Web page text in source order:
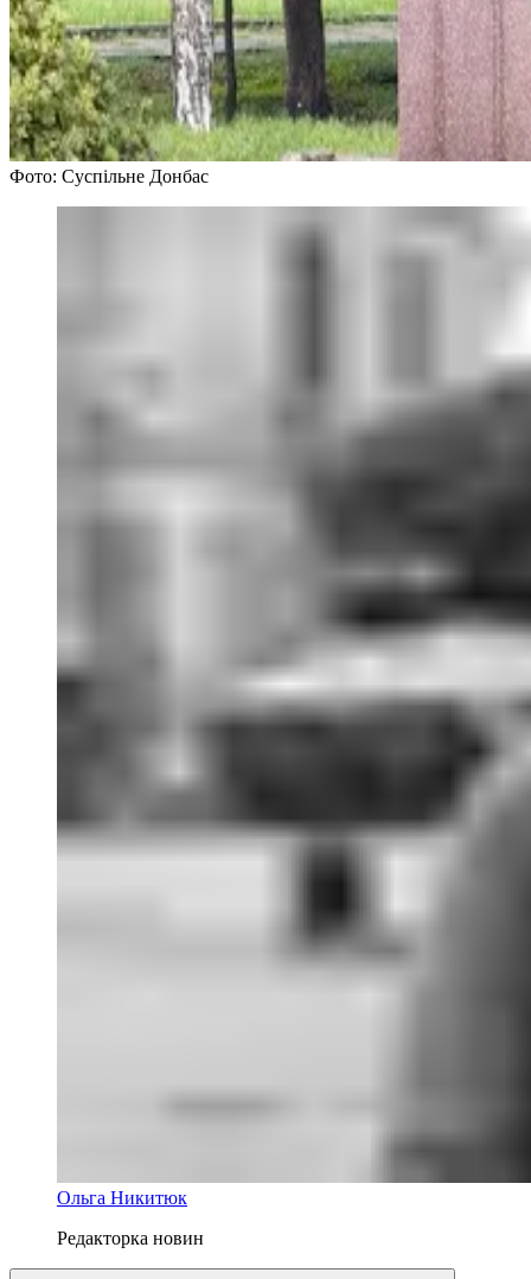
Фото: Суспільне Донбас
Ольга Никитюк
Редакторка новин